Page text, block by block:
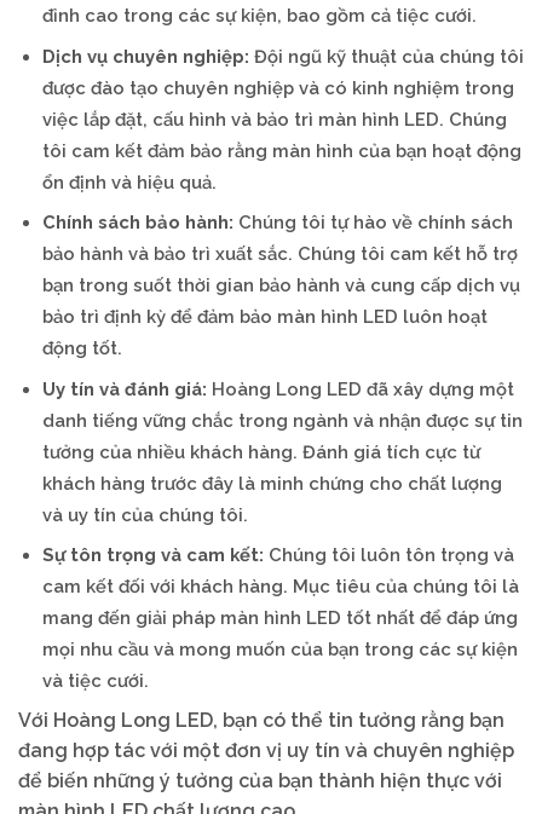
đỉnh cao trong các sự kiện, bao gồm cả tiệc cưới.
Dịch vụ chuyên nghiệp: Đội ngũ kỹ thuật của chúng tôi
được đào tạo chuyên nghiệp và có kinh nghiệm trong
việc lắp đặt, cấu hình và bảo trì màn hình LED. Chúng
tôi cam kết đảm bảo rằng màn hình của bạn hoạt động
ổn định và hiệu quả.
Chính sách bảo hành: Chúng tôi tự hào về chính sách
bảo hành và bảo trì xuất sắc. Chúng tôi cam kết hỗ trợ
bạn trong suốt thời gian bảo hành và cung cấp dịch vụ
bảo trì định kỳ để đảm bảo màn hình LED luôn hoạt
động tốt.
Uy tín và đánh giá: Hoàng Long LED đã xây dựng một
danh tiếng vững chắc trong ngành và nhận được sự tin
tưởng của nhiều khách hàng. Đánh giá tích cực từ
khách hàng trước đây là minh chứng cho chất lượng
và uy tín của chúng tôi.
Sự tôn trọng và cam kết: Chúng tôi luôn tôn trọng và
cam kết đối với khách hàng. Mục tiêu của chúng tôi là
mang đến giải pháp màn hình LED tốt nhất để đáp ứng
mọi nhu cầu và mong muốn của bạn trong các sự kiện
và tiệc cưới.
Với Hoàng Long LED, bạn có thể tin tưởng rằng bạn
đang hợp tác với một đơn vị uy tín và chuyên nghiệp
để biến những ý tưởng của bạn thành hiện thực với